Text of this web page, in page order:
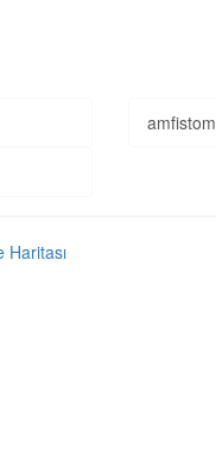
amfistom
Haritası